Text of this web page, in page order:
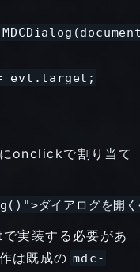
evt.target;
onclickで割り当て
実装する必要があ
は既成の mdc-